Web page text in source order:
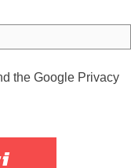
the Google Privacy